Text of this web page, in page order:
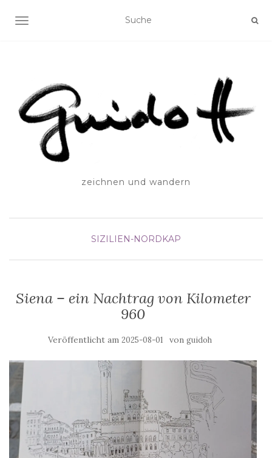
SCHALTE NAVIGATION
zeichnen und wandern
SIZILIEN-NORDKAP
Siena – ein Nachtrag von Kilometer
960
Veröffentlicht am 2025-08-01 von guidoh